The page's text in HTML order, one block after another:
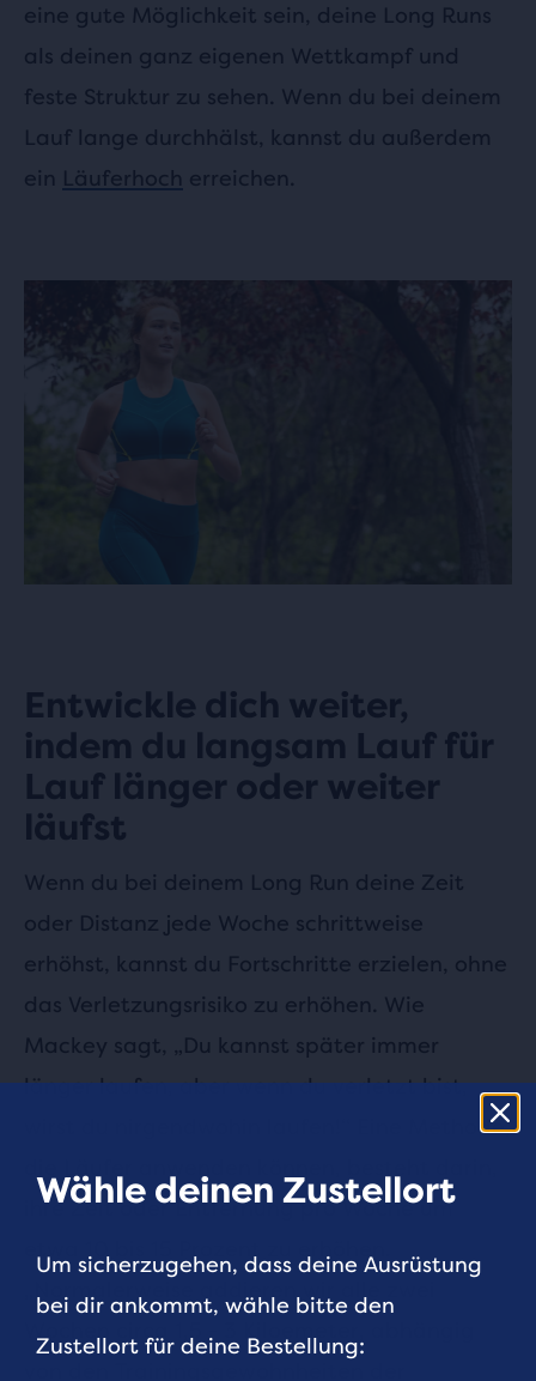
eine gute Möglichkeit sein, deine Long Runs
als deinen ganz eigenen Wettkampf und
feste Struktur zu sehen. Wenn du bei deinem
Lauf lange durchhälst, kannst du außerdem
ein Läuferhoch erreichen.
Entwickle dich weiter,
indem du langsam Lauf für
Lauf länger oder weiter
läufst
Wenn du bei deinem Long Run deine Zeit
oder Distanz jede Woche schrittweise
erhöhst, kannst du Fortschritte erzielen, ohne
das Verletzungsrisiko zu erhöhen. Wie
Mackey sagt, „Du kannst später immer
länger laufen, aber wenn du verletzt bist,
wirst du nirgendwohin laufen!“ Eine Methode,
ihre Zeit oder Entfernung pro Woche um
Wochen circa 1,5 - 3 Kiloemeter, abhängig
Wähle deinen Zustellort
Um sicherzugehen, dass deine Ausrüstung
bei dir ankommt, wähle bitte den
Zustellort für deine Bestellung: